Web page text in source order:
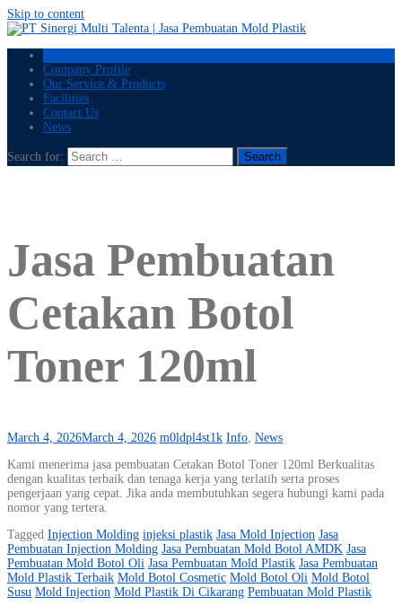
Skip to content
Company Profile
Our Service & Products
Facilities
Contact Us
News
Search for:
Jasa Pembuatan
Cetakan Botol
Toner 120ml
March 4, 2026March 4, 2026 m0ldpl4st1k Info, News
Kami menerima jasa pembuatan Cetakan Botol Toner 120ml Berkualitas
dengan kualitas terbaik dan tenaga kerja yang terlatih serta proses
pengerjaan yang cepat. Jika anda membutuhkan segera hubungi kami pada
nomor yang tertera.
Tagged Injection Molding injeksi plastik Jasa Mold Injection Jasa
Pembuatan Injection Molding Jasa Pembuatan Mold Botol AMDK Jasa
Pembuatan Mold Botol Oli Jasa Pembuatan Mold Plastik Jasa Pembuatan
Mold Plastik Terbaik Mold Botol Cosmetic Mold Botol Oli Mold Botol
Susu Mold Injection Mold Plastik Di Cikarang Pembuatan Mold Plastik